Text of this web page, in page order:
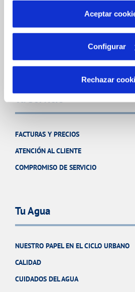
más información en nuestra
Aceptar
Configurar
Rechazar
Tu Servicio
FACTURAS Y PRECIOS
ATENCIÓN AL CLIENTE
COMPROMISO DE SERVICIO
Tu Agua
NUESTRO PAPEL EN EL CICLO URBANO
CALIDAD
CUIDADOS DEL AGUA